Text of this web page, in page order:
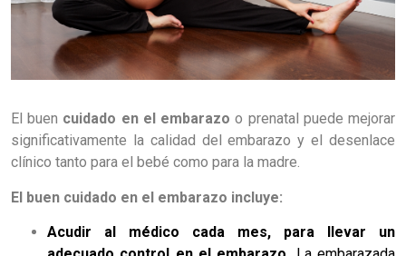
El buen cuidado en el embarazo o prenatal puede mejorar
significativamente la calidad del embarazo y el desenlace
clínico tanto para el bebé como para la madre.
El buen cuidado en el embarazo incluye:
Acudir al médico cada mes, para llevar un